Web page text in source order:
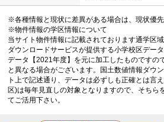
※各種情報と現状に差異がある場合は、現状優先
※物件情報の学区情報について
当サイト物件情報に記載されております通学区
ダウンロードサービスが提供する小学校区デー
データ【2021年度】を元に加工したものですの
と異なる場合がございます。国土数値情報ダウ
ト上で記述通り、データは必ずしも正確とは言
区)は毎年見直しの対象となりますので、そちら
てご活用下さい。